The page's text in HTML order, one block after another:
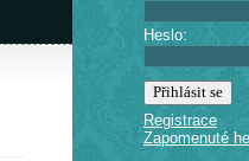
Heslo:
Registrace
Zapomenuté